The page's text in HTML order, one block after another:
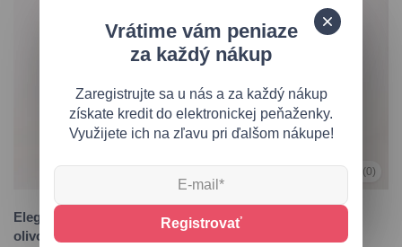
Elegantné nohavice v
olivovej farbe
0,0 (0)
Elegantné béžové
Vrátime vám peniaze
za každý nákup
Zaregistrujte sa u nás a za každý nákup
získate kredit do elektronickej peňaženky.
Využijete ich na zľavu pri ďalšom nákupe!
Registrovať